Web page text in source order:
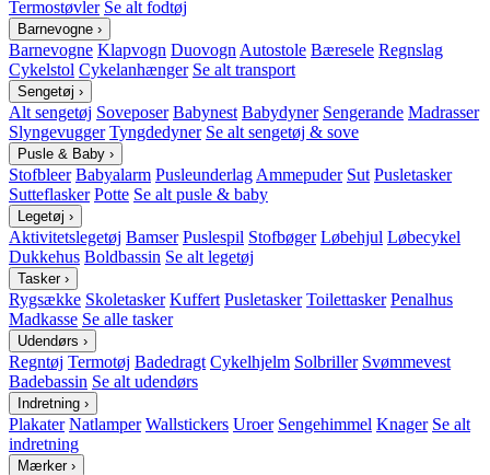
Termostøvler Se alt fodtøj
Barnevogne ›
Barnevogne Klapvogn Duovogn Autostole Bæresele Regnslag
Cykelstol Cykelanhænger Se alt transport
Sengetøj ›
Alt sengetøj Soveposer Babynest Babydyner Sengerande Madrasser
Slyngevugger Tyngdedyner Se alt sengetøj & sove
Pusle & Baby ›
Stofbleer Babyalarm Pusleunderlag Ammepuder Sut Pusletasker
Sutteflasker Potte Se alt pusle & baby
Legetøj ›
Aktivitetslegetøj Bamser Puslespil Stofbøger Løbehjul Løbecykel
Dukkehus Boldbassin Se alt legetøj
Tasker ›
Rygsække Skoletasker Kuffert Pusletasker Toilettasker Penalhus
Madkasse Se alle tasker
Udendørs ›
Regntøj Termotøj Badedragt Cykelhjelm Solbriller Svømmevest
Badebassin Se alt udendørs
Indretning ›
Plakater Natlamper Wallstickers Uroer Sengehimmel Knager Se alt
indretning
Mærker ›